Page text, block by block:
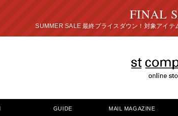
FINAL
最終プライスダウン！対象アイテム
GUIDE MAIL MAGAZINE